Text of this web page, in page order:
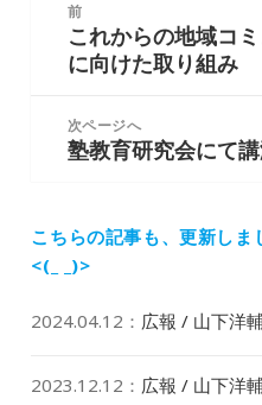
ン
前
前
の
稿:
これからの地域コ
に向けた取り組み
次ページへ
次
稿:
塾教育研究会にて
こちらの記事も、更新しま
<(_ _)>
2024.04.12 ： 広報 / 山下洋
2023.12.12 ： 広報 / 山下洋